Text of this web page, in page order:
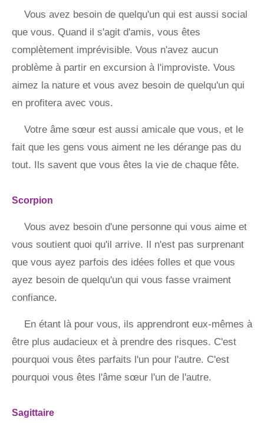
Vous avez besoin de quelqu'un qui est aussi social
que vous. Quand il s'agit d'amis, vous êtes
complètement imprévisible. Vous n'avez aucun
problème à partir en excursion à l'improviste. Vous
aimez la nature et vous avez besoin de quelqu'un qui
en profitera avec vous.
Votre âme sœur est aussi amicale que vous, et le
fait que les gens vous aiment ne les dérange pas du
tout. Ils savent que vous êtes la vie de chaque fête.
Scorpion
Vous avez besoin d'une personne qui vous aime et
vous soutient quoi qu'il arrive. Il n'est pas surprenant
que vous ayez parfois des idées folles et que vous
ayez besoin de quelqu'un qui vous fasse vraiment
confiance.
En étant là pour vous, ils apprendront eux-mêmes à
être plus audacieux et à prendre des risques. C'est
pourquoi vous êtes parfaits l'un pour l'autre. C'est
pourquoi vous êtes l'âme sœur l'un de l'autre.
Sagittaire